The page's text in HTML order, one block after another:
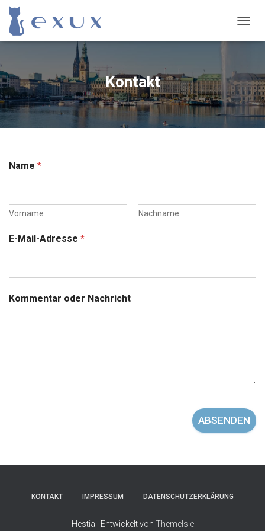
Kontakt
Name *
Vorname Nachname
E-Mail-Adresse *
Kommentar oder Nachricht
ABSENDEN
KONTAKT IMPRESSUM DATENSCHUTZERKLÄRUNG
Hestia | Entwickelt von ThemeIsle